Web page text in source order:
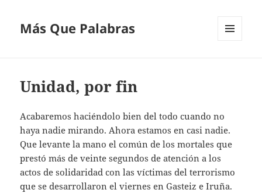
Más Que Palabras
Unidad, por fin
Acabaremos haciéndolo bien del todo cuando no
haya nadie mirando. Ahora estamos en casi nadie.
Que levante la mano el común de los mortales que
prestó más de veinte segundos de atención a los
actos de solidaridad con las víctimas del terrorismo
que se desarrollaron el viernes en Gasteiz e Iruña.